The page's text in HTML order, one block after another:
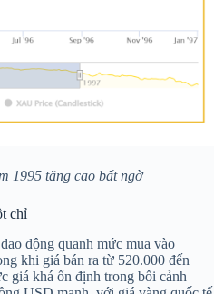
1995 tăng cao bất ngờ
chỉ
động quanh mức mua vào
khi giá bán ra từ 520.000 đến
giá khá ổn định trong bối cảnh